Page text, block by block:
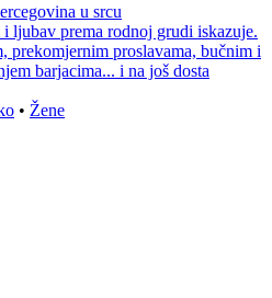
u srcu
ljubav prema rodnoj grudi iskazuje.
prekomjernim proslavama, bučnim i
barjacima... i na još dosta
• Žene